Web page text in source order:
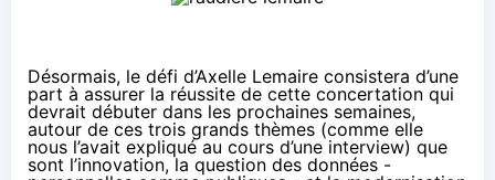
Désormais, le défi d’Axelle Lemaire consistera d’une
part à assurer la réussite de cette concertation qui
devrait débuter dans les prochaines semaines,
autour de ces trois grands thèmes (comme elle
nous l’avait expliqué au cours d’une interview) que
sont l’innovation, la question des données -